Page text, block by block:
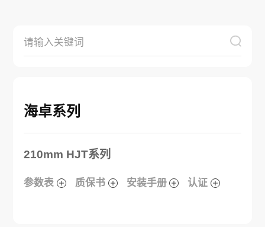
海卓系列
210mm HJT系列
参数表 质保书 安装手册 认证